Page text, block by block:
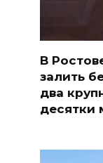
В
залить
два
десятки